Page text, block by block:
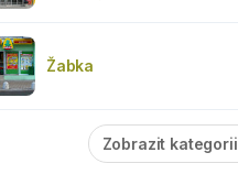
Žabka
Zobrazit kategorii